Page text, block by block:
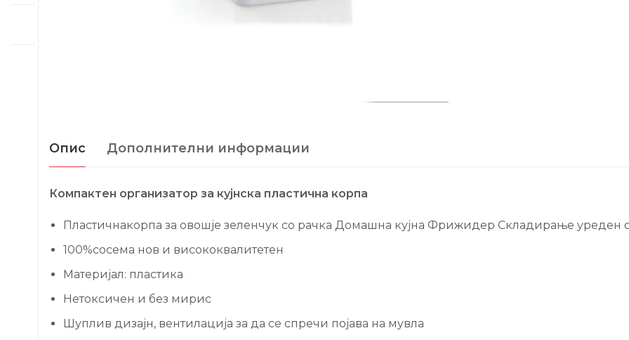
Опис Дополнителни информации
Компактен организатор за кујнска пластична корпа
Пластичнакорпа за овошје зеленчук со рачка Домашна кујна Фрижидер Складирање уреден
100%сосема нов и висококвалитетен
Материјал: пластика
Нетоксичен и без мирис
Шуплив дизајн, вентилација за да се спречи појава на мувла